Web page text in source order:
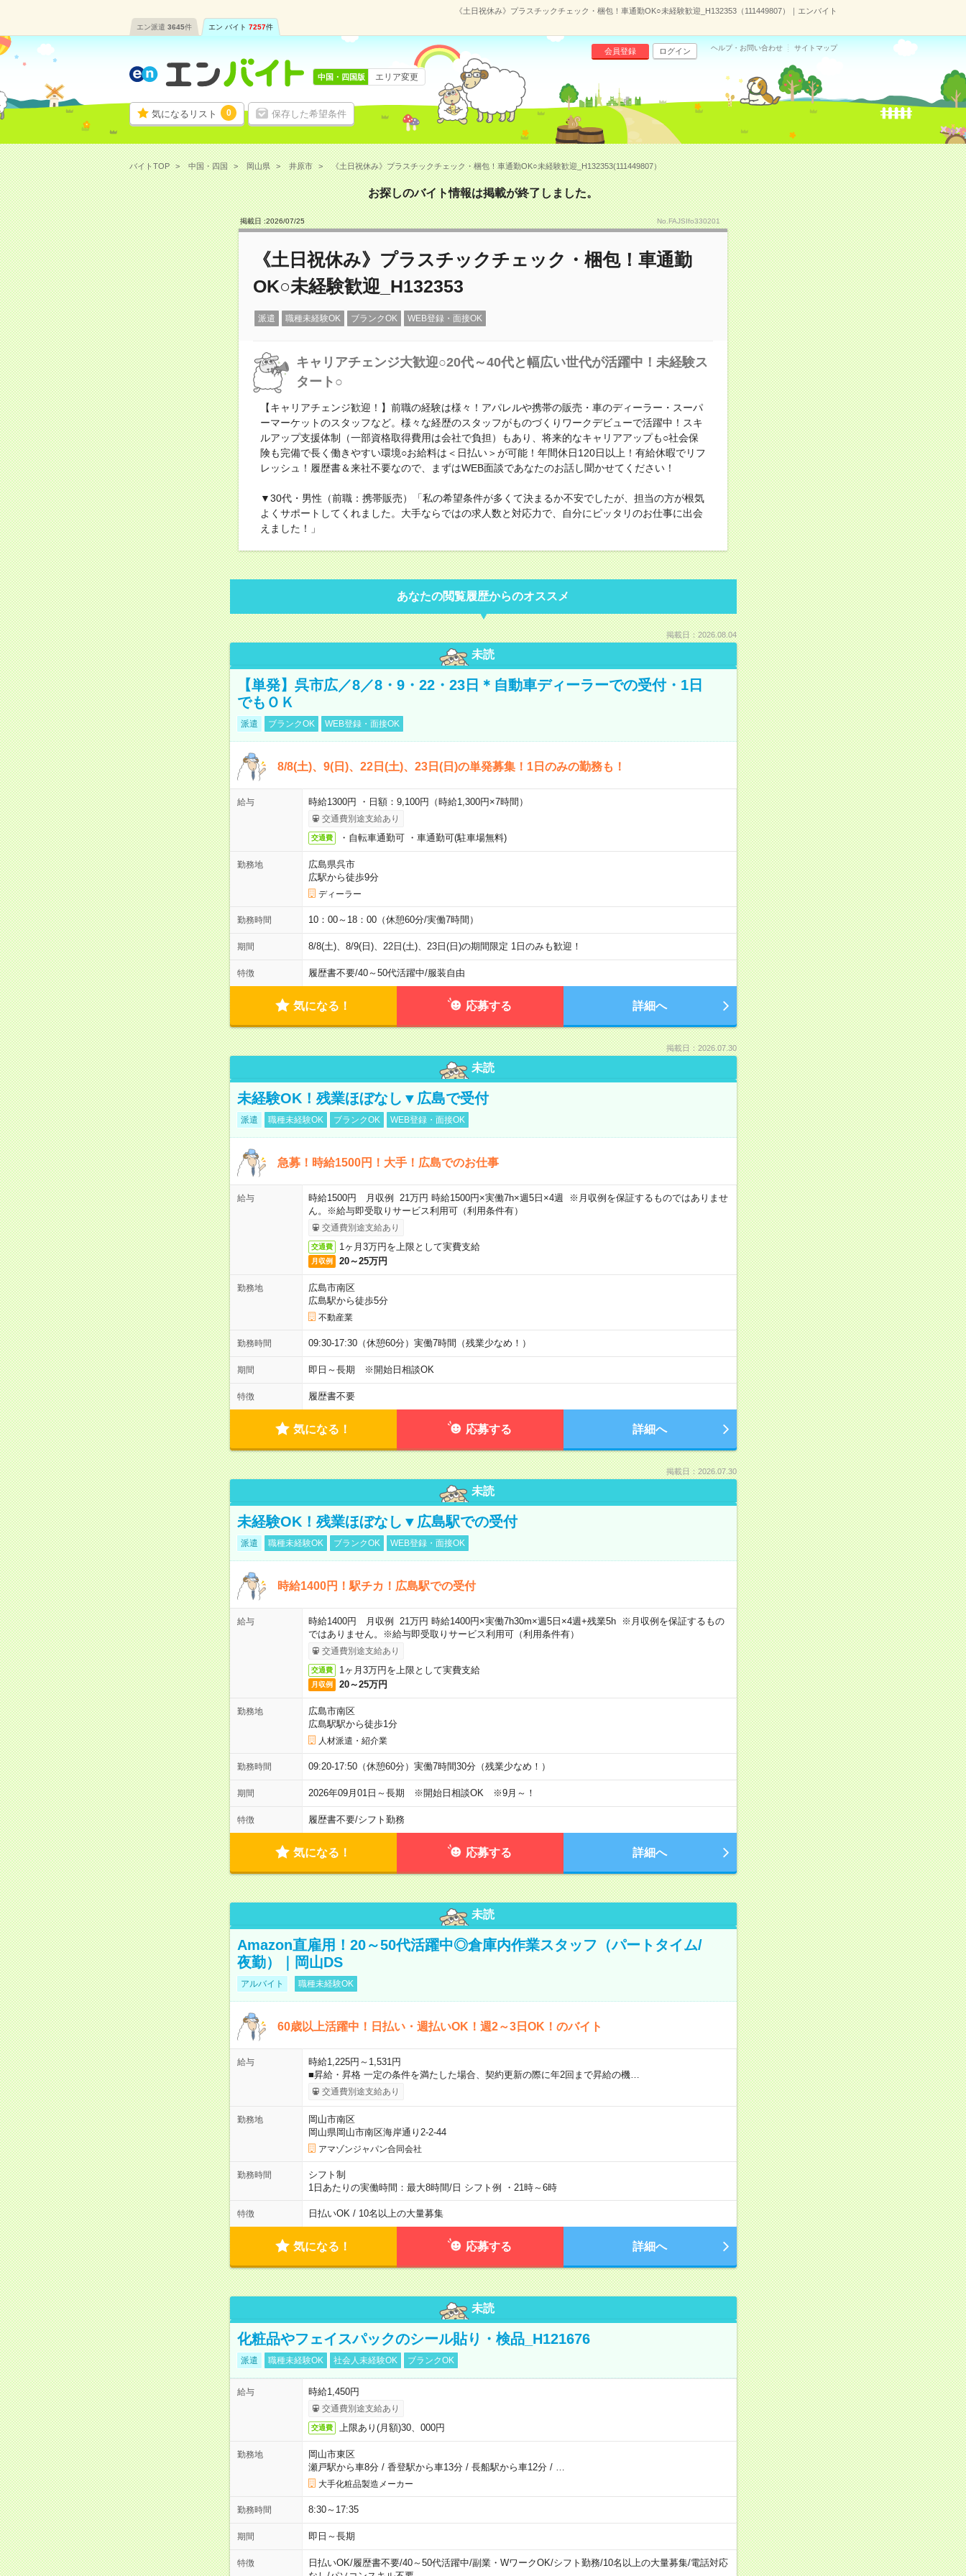
《土日祝休み》プラスチックチェック・梱包！車通勤OK○未経験歓迎_H132353（111449807）｜エンバイト
エン派遣 3645件 エン バイト 7257件
気になるリスト 0 保存した希望条件
会員登録 ログイン ヘルプ・お問い合わせ サイトマップ
中国・四国版 エリア変更
バイトTOP 中国・四国 岡山県 井原市 《土日祝休み》プラスチックチェック・梱包！車通勤OK○未経験歓迎_H132353(111449807）
お探しのバイト情報は掲載が終了しました。
掲載日 :2026/07/25 No.FAJSIfo330201
《土日祝休み》プラスチックチェック・梱包！車通勤
OK○未経験歓迎_H132353
派遣 職種未経験OK ブランクOK WEB登録・面接OK
キャリアチェンジ大歓迎○20代～40代と幅広い世代が活躍中！未経験ス
タート○
【キャリアチェンジ歓迎！】前職の経験は様々！アパレルや携帯の販売・車のディーラー・スーパ
ーマーケットのスタッフなど。様々な経歴のスタッフがものづくりワークデビューで活躍中！スキ
ルアップ支援体制（一部資格取得費用は会社で負担）もあり、将来的なキャリアアップも○社会保
険も完備で長く働きやすい環境○お給料は＜日払い＞が可能！年間休日120日以上！有給休暇でリフ
レッシュ！履歴書＆来社不要なので、まずはWEB面談であなたのお話し聞かせてください！
▼30代・男性（前職：携帯販売）「私の希望条件が多くて決まるか不安でしたが、担当の方が根気
よくサポートしてくれました。大手ならではの求人数と対応力で、自分にピッタリのお仕事に出会
えました！」
あなたの閲覧履歴からのオススメ
掲載日：2026.08.04
未読
【単発】呉市広／8／8・9・22・23日＊自動車ディーラーでの受付・1日
でもＯＫ
派遣 ブランクOK WEB登録・面接OK
8/8(土)、9(日)、22日(土)、23日(日)の単発募集！1日のみの勤務も！
給与 時給1300円 ・日額：9,100円（時給1,300円×7時間）
交通費別途支給あり
交通費 ・自転車通勤可 ・車通勤可(駐車場無料)
勤務地
広島県呉市
広駅から徒歩9分
ディーラー
勤務時間 10：00～18：00（休憩60分/実働7時間）
期間 8/8(土)、8/9(日)、22日(土)、23日(日)の期間限定 1日のみも歓迎！
特徴 履歴書不要/40～50代活躍中/服装自由
気になる！ 応募する 詳細へ
掲載日：2026.07.30
未読
未経験OK！残業ほぼなし▼広島で受付
派遣 職種未経験OK ブランクOK WEB登録・面接OK
急募！時給1500円！大手！広島でのお仕事
給与
時給1500円 月収例 21万円 時給1500円×実働7h×週5日×4週 ※月収例を保証するものではありませ
ん。※給与即受取りサービス利用可（利用条件有）
交通費別途支給あり
交通費 1ヶ月3万円を上限として実費支給
月収例 20～25万円
勤務地
広島市南区
広島駅から徒歩5分
不動産業
勤務時間 09:30-17:30（休憩60分）実働7時間（残業少なめ！）
期間 即日～長期 ※開始日相談OK
特徴 履歴書不要
気になる！ 応募する 詳細へ
掲載日：2026.07.30
未読
未経験OK！残業ほぼなし▼広島駅での受付
派遣 職種未経験OK ブランクOK WEB登録・面接OK
時給1400円！駅チカ！広島駅での受付
給与
時給1400円 月収例 21万円 時給1400円×実働7h30m×週5日×4週+残業5h ※月収例を保証するもの
ではありません。※給与即受取りサービス利用可（利用条件有）
交通費別途支給あり
交通費 1ヶ月3万円を上限として実費支給
月収例 20～25万円
勤務地
広島市南区
広島駅駅から徒歩1分
人材派遣・紹介業
勤務時間 09:20-17:50（休憩60分）実働7時間30分（残業少なめ！）
期間 2026年09月01日～長期 ※開始日相談OK ※9月～！
特徴 履歴書不要/シフト勤務
気になる！ 応募する 詳細へ
未読
Amazon直雇用！20～50代活躍中◎倉庫内作業スタッフ（パートタイム/
夜勤）｜岡山DS
アルバイト 職種未経験OK
60歳以上活躍中！日払い・週払いOK！週2～3日OK！のバイト
給与
時給1,225円～1,531円
■昇給・昇格 一定の条件を満たした場合、契約更新の際に年2回まで昇給の機…
交通費別途支給あり
勤務地
岡山市南区
岡山県岡山市南区海岸通り2-2-44
アマゾンジャパン合同会社
勤務時間
シフト制
1日あたりの実働時間：最大8時間/日 シフト例 ・21時～6時
特徴 日払いOK / 10名以上の大量募集
気になる！ 応募する 詳細へ
未読
化粧品やフェイスパックのシール貼り・検品_H121676
派遣 職種未経験OK 社会人未経験OK ブランクOK
給与 時給1,450円
交通費別途支給あり
交通費 上限あり(月額)30、000円
勤務地
岡山市東区
瀬戸駅から車8分/ 香登駅から車13分/ 長船駅から車12分/
大手化粧品製造メーカー
勤務時間 8:30～17:35
期間 即日～長期
特徴 日払いOK/履歴書不要/40～50代活躍中/副業・WワークOK/シフト勤務/10名以上の大量募集/電話対応